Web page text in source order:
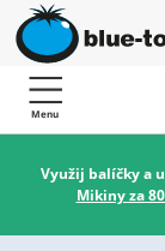
Menu
Využij balíčky a
Mikiny za